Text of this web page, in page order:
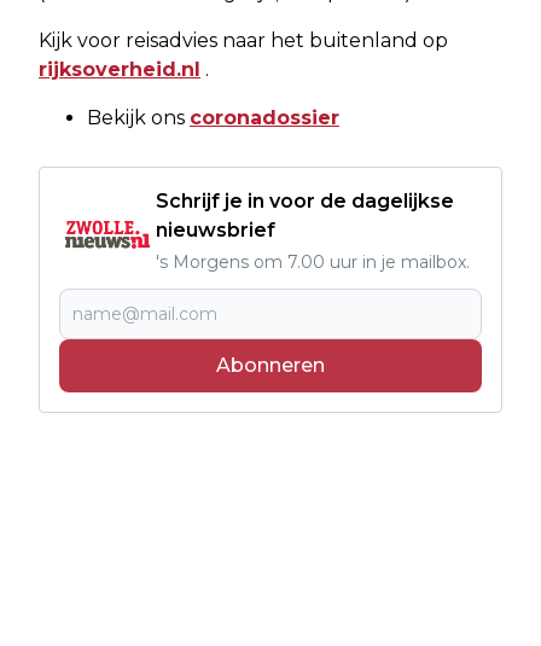
Kijk voor reisadvies naar het buitenland op
rijksoverheid.nl .
Bekijk ons coronadossier
Schrijf je in voor de dagelijkse
nieuwsbrief
's Morgens om 7.00 uur in je mailbox.
Abonneren